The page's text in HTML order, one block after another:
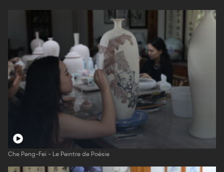
Che Peng-Fei - Le Peintre de Poésie